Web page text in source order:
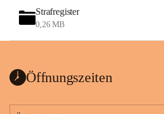
Strafregister
0,26 MB
Öffnungszeiten